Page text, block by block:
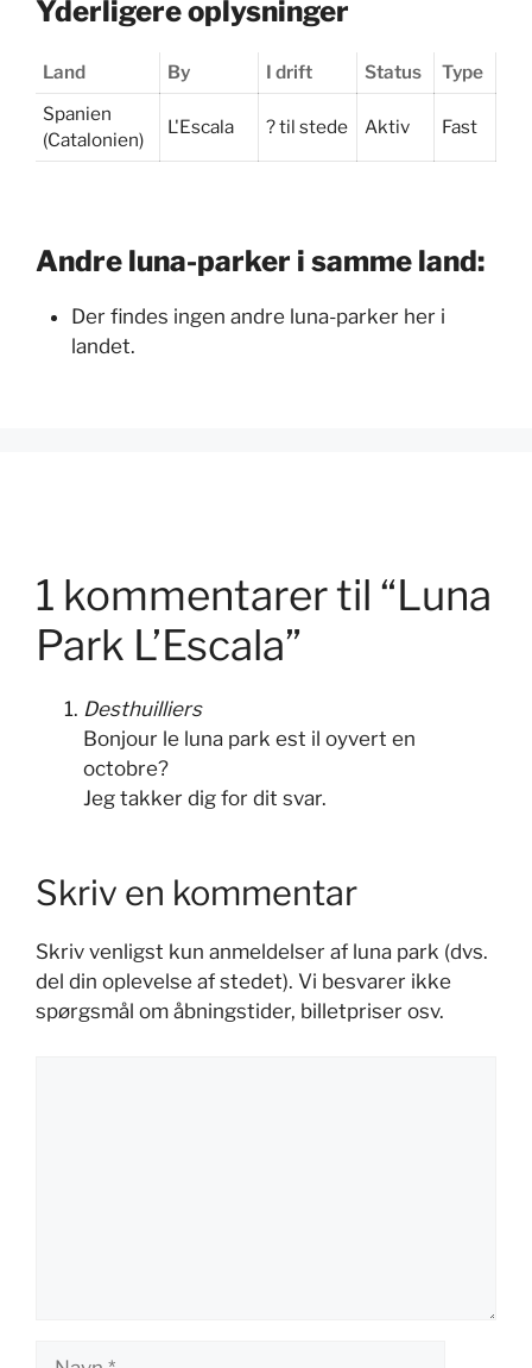
Yderligere oplysninger
Land By I drift Status
Type
Spanien
(Catalonien)
L'Escala ? til stede Aktiv Fast
Andre luna-parker i samme land:
Der findes ingen andre luna-parker her i
landet.
1 kommentarer til “Luna
Park L’Escala”
Desthuilliers
Bonjour le luna park est il oyvert en
octobre?
Jeg takker dig for dit svar.
Skriv en kommentar
Skriv venligst kun anmeldelser af luna park (dvs.
del din oplevelse af stedet). Vi besvarer ikke
spørgsmål om åbningstider, billetpriser osv.
Navn